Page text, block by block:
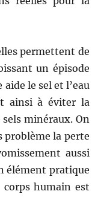
permettent de
un épisode
le sel et l’eau
ainsi à éviter la
minéraux. On
problème la perte
aussi
élément pratique
humain est